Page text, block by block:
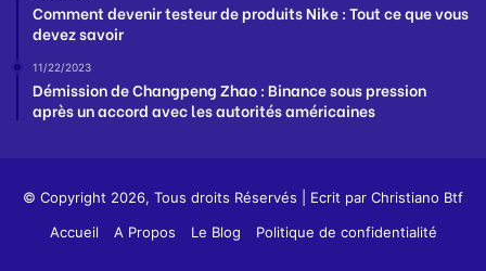
Comment devenir testeur de produits Nike : Tout ce que vous
devez savoir
11/22/2023
Démission de Changpeng Zhao : Binance sous pression
après un accord avec les autorités américaines
© Copyright 2026, Tous droits Réservés | Ecrit par Christiano Btf
Accueil
A Propos Le Blog Politique de confidentialité